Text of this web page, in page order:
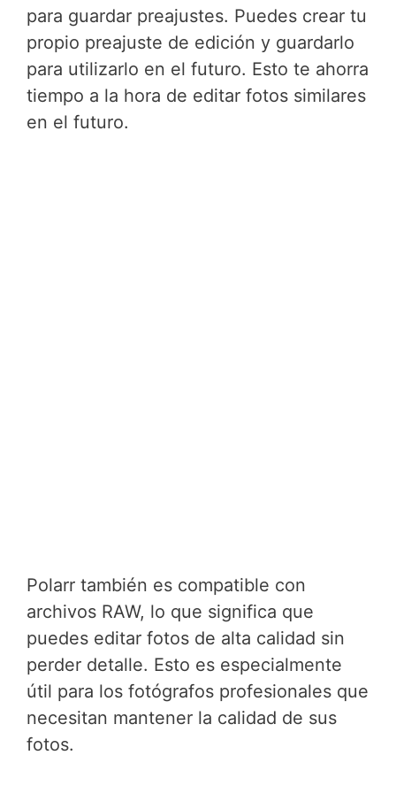
para guardar preajustes. Puedes crear tu
propio preajuste de edición y guardarlo
para utilizarlo en el futuro. Esto te ahorra
tiempo a la hora de editar fotos similares
en el futuro.
Polarr también es compatible con
archivos RAW, lo que significa que
puedes editar fotos de alta calidad sin
perder detalle. Esto es especialmente
útil para los fotógrafos profesionales que
necesitan mantener la calidad de sus
fotos.